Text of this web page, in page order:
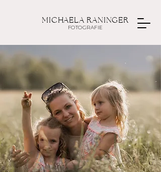
MICHAELA RANINGER
FOTOGRAFIE